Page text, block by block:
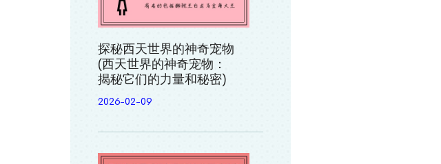
探秘西天世界的神奇宠物
(西天世界的神奇宠物：
揭秘它们的力量和秘密)
2026-02-09